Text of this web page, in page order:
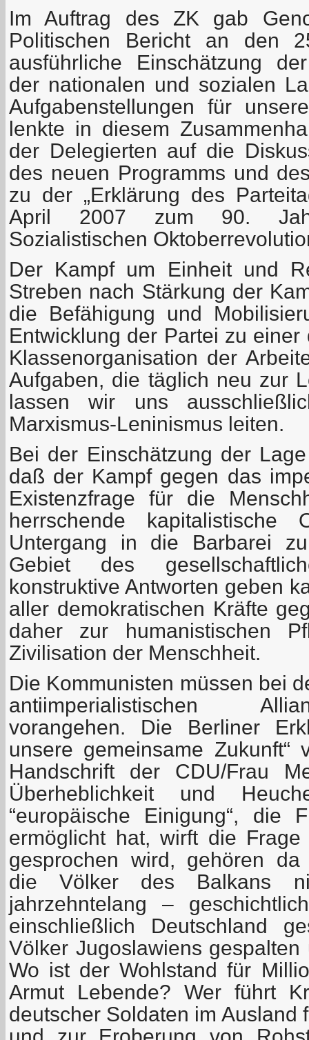
Im Auftrag des ZK gab
Politischen Bericht an den
ausführliche Einschätzung
der nationalen und sozialen
Aufgabenstellungen für
lenkte in diesem
der Delegierten auf die
des neuen Programms und
zu der „Erklärung des
April 2007 zum 90.
Sozialistischen
Der Kampf um Einheit und
Streben nach Stärkung der
die Befähigung und
Entwicklung der Partei zu
Klassenorganisation der
Aufgaben, die täglich neu zur
lassen wir uns
Marxismus-Leninismus leiten.
Bei der Einschätzung der
daß der Kampf gegen das
Existenzfrage für die
herrschende kapitalistische
Untergang in die Barbarei
Gebiet des
konstruktive Antworten geben
aller demokratischen Kräfte
daher zur humanistischen
Zivilisation der Menschheit.
Die Kommunisten müssen bei
antiimperialistischen
vorangehen. Die Berliner
unsere gemeinsame
Handschrift der CDU/Frau
Überheblichkeit und
“europäische Einigung“, die
ermöglicht hat, wirft die
gesprochen wird, gehören
die Völker des Balkans
jahrzehntelang –
einschließlich Deutschland
Völker Jugoslawiens
Wo ist der Wohlstand für
Armut Lebende? Wer führt
deutscher Soldaten im Ausland